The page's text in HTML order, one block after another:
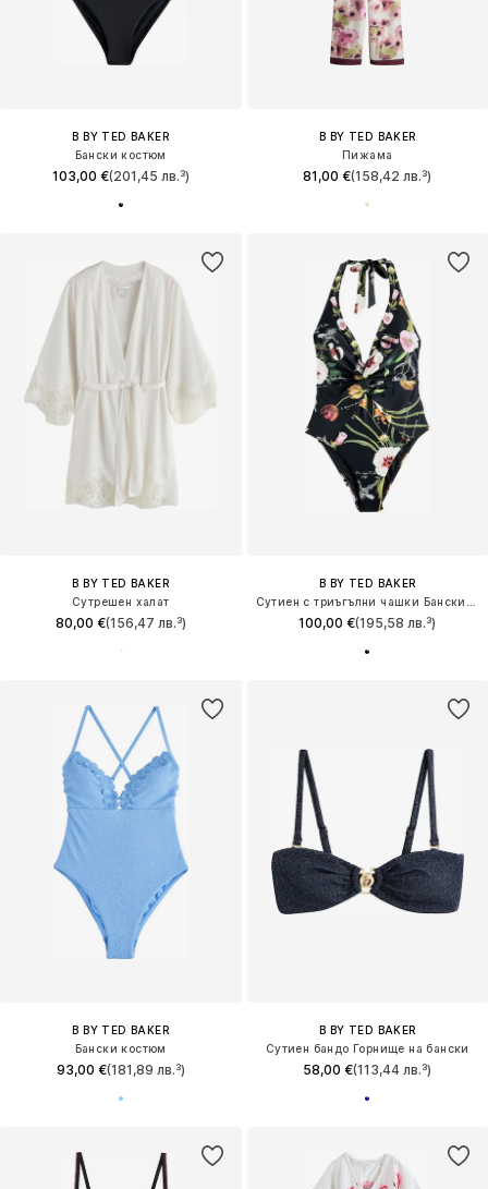
B BY TED BAKER
Бански костюм
103,00 €(201,45 лв.³)
B BY TED BAKER
Пижама
81,00 €(158,42 лв.³)
B BY TED BAKER
Сутрешен халат
80,00 €(156,47 лв.³)
B BY TED BAKER
100,00 €(195,58 лв.³)
B BY TED BAKER
Бански костюм
93,00 €(181,89 лв.³)
B BY TED BAKER
Сутиен бандо Горнище на бански
58,00 €(113,44 лв.³)